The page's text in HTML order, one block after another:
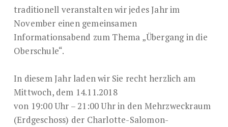
traditionell veranstalten wir jedes Jahr im
November einen gemeinsamen
Informationsabend zum Thema „Übergang in die
Oberschule“.
In diesem Jahr laden wir Sie recht herzlich am
Mittwoch, dem 14.11.2018
von 19:00 Uhr – 21:00 Uhr in den Mehrzweckraum
(Erdgeschoss) der Charlotte-Salomon-